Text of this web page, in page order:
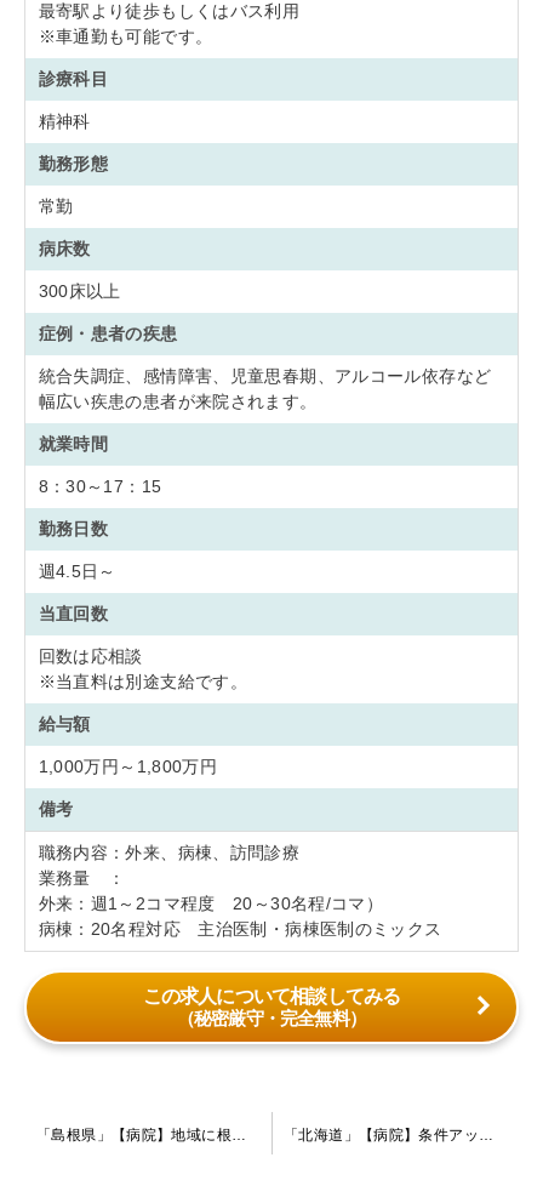
最寄駅より徒歩もしくはバス利用
※車通勤も可能です。
診療科目
精神科
勤務形態
常勤
病床数
300床以上
症例・患者の疾患
統合失調症、感情障害、児童思春期、アルコール依存など
幅広い疾患の患者が来院されます。
就業時間
8：30～17：15
勤務日数
週4.5日～
当直回数
回数は応相談
※当直料は別途支給です。
給与額
1,000万円～1,800万円
備考
職務内容：外来、病棟、訪問診療
業務量 ：
外来：週1～2コマ程度 20～30名程/コマ）
病棟：20名程対応 主治医制・病棟医制のミックス
この求人について相談してみる
（秘密厳守・完全無料）
「島根県」【病院】地域に根差した小規模総合病院からの精神科医の求人案件になります。福利厚生も充実しており他地域から移転される場合でも安心してご勤務が可能です。 「北海道」【病院】条件アップ！高齢者の統合失調症や認知症といった慢性期の患者様が多い病院です。勤務日数や当直回数についても柔軟にご相談可能です！